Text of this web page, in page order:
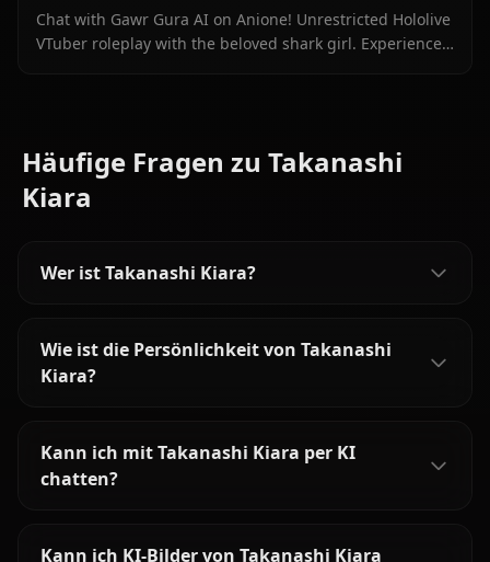
Chat with Gawr Gura AI on Anione! Unrestricted Hololive
VTuber roleplay with the beloved shark girl. Experience
Häufige Fragen zu Takanashi
Kiara
Wer ist Takanashi Kiara?
Wie ist die Persönlichkeit von Takanashi
Kiara?
Kann ich mit Takanashi Kiara per KI
chatten?
Kann ich KI-Bilder von Takanashi Kiara